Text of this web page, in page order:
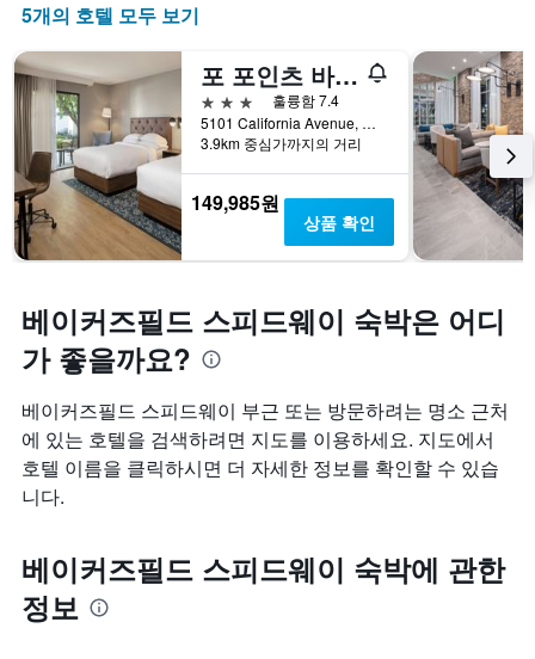
차
트
에
는
객
실
의
평
균
요
시
하
는
개
의
Y
축
이
니
다.
트
요
일
을
표
시
하
는
개
X
축
이
있
습
니
다.
차
트
에
객
실
의
평
5개의 호텔 모두 보기
포 포인츠 바이 쉐라톤 베이커즈필드
3성급
훌륭함 7.4
5101 California Avenue, 베이커즈필드, CA, 미국
3.9km 중심가까지의 거리
149,985원
상품 확인
베이커즈필드 스피드웨이 숙박은 어디
가 좋을까요?
베이커즈필드 스피드웨이 부근 또는 방문하려는 명소 근처
에 있는 호텔을 검색하려면 지도를 이용하세요. 지도에서
호텔 이름을 클릭하시면 더 자세한 정보를 확인할 수 있습
니다.
베이커즈필드 스피드웨이 숙박에 관한
정보